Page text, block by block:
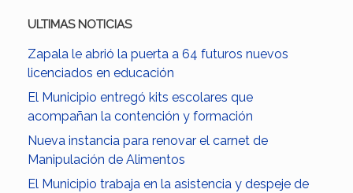
ULTIMAS NOTICIAS
Zapala le abrió la puerta a 64 futuros nuevos
licenciados en educación
El Municipio entregó kits escolares que
acompañan la contención y formación
Nueva instancia para renovar el carnet de
Manipulación de Alimentos
El Municipio trabaja en la asistencia y despeje de